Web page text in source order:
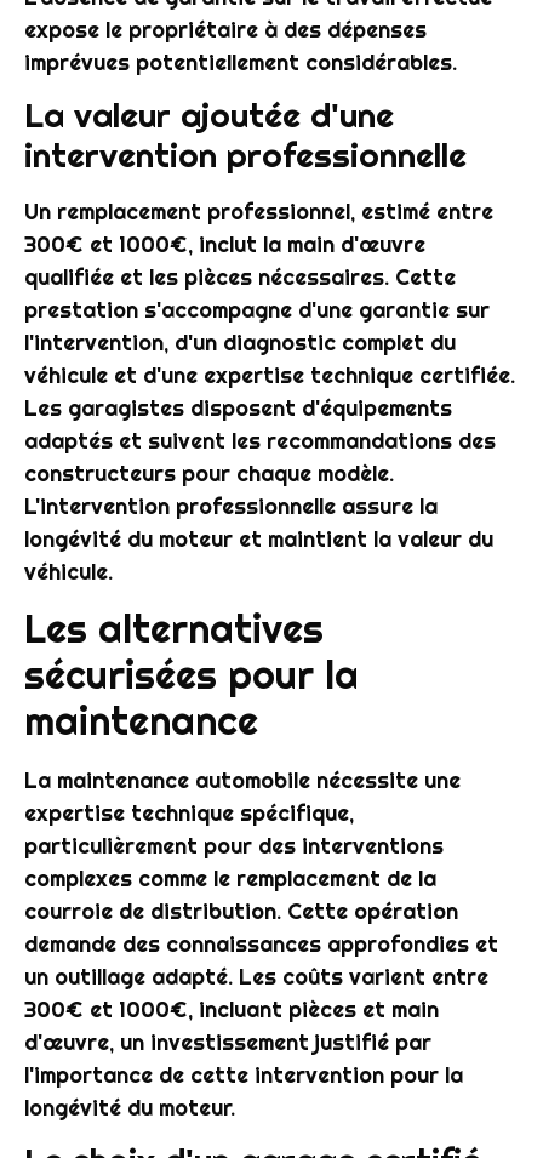
expose le propriétaire à des dépenses
imprévues potentiellement considérables.
La valeur ajoutée d'une
intervention professionnelle
Un remplacement professionnel, estimé entre
300€ et 1000€, inclut la main d'œuvre
qualifiée et les pièces nécessaires. Cette
prestation s'accompagne d'une garantie sur
l'intervention, d'un diagnostic complet du
véhicule et d'une expertise technique certifiée.
Les garagistes disposent d'équipements
adaptés et suivent les recommandations des
constructeurs pour chaque modèle.
L'intervention professionnelle assure la
longévité du moteur et maintient la valeur du
véhicule.
Les alternatives
sécurisées pour la
maintenance
La maintenance automobile nécessite une
expertise technique spécifique,
particulièrement pour des interventions
complexes comme le remplacement de la
courroie de distribution. Cette opération
demande des connaissances approfondies et
un outillage adapté. Les coûts varient entre
300€ et 1000€, incluant pièces et main
d'œuvre, un investissement justifié par
l'importance de cette intervention pour la
longévité du moteur.